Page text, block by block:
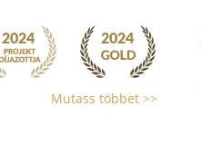
Mutass többet >>